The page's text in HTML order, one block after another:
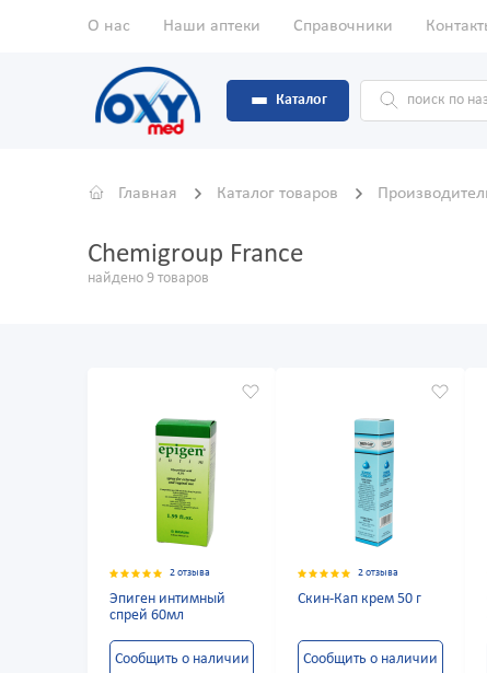
О нас Наши аптеки Справочники
Каталог
Главная Каталог товаров
Chemigroup France
найдено 9 товаров
2 отзыва
Эпиген интимный
спрей 60мл
Сообщить о наличии
2 отзыва
Скин-Кап крем 50 г
Сообщить о наличии